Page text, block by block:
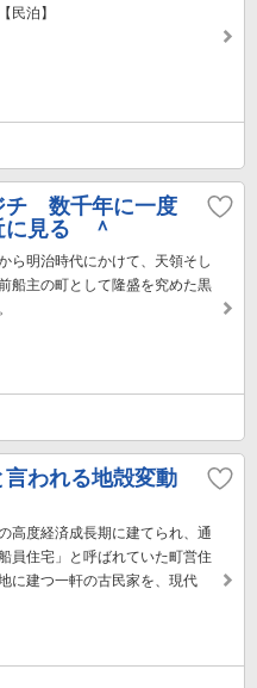
民泊】
チ 数千年に一度
に見る ＾
ら明治時代にかけて、天領そし
船主の町として隆盛を究めた黒
われる地殻変動
高度経済成長期に建てられ、通
員住宅」と呼ばれていた町営住
に建つ一軒の古民家を、現代